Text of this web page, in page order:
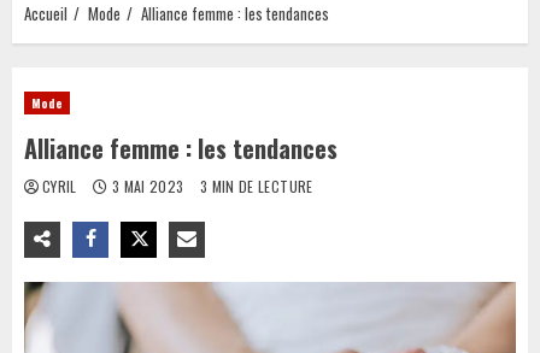
Accueil Mode Alliance femme : les tendances
Mode
Alliance femme : les tendances
CYRIL 3 MAI 2023 3 MIN DE LECTURE